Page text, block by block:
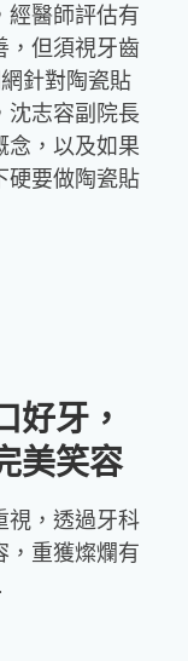
經醫師評估有
，但須視牙齒
針對陶瓷貼
沈志容副院長
念，以及如果
硬要做陶瓷貼
好牙，
美笑容
視，透過牙科
，重獲燦爛有